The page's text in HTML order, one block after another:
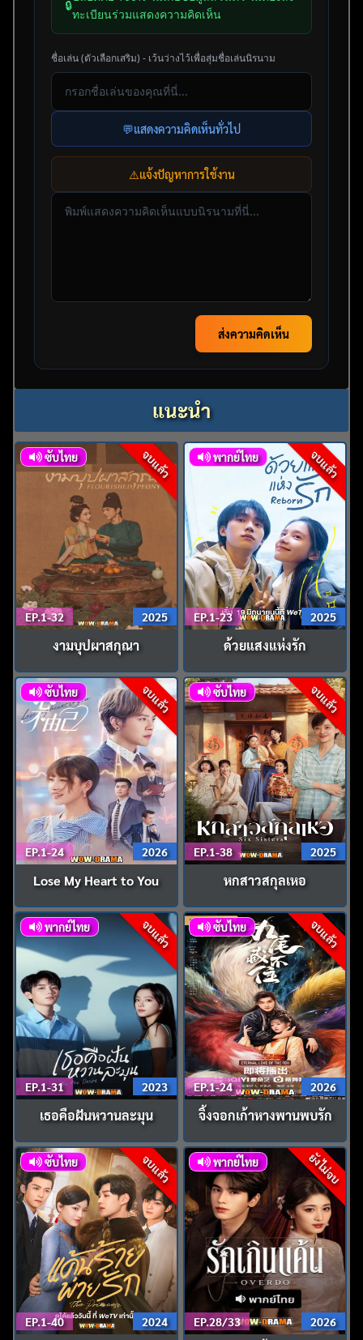
🔒
ทะเบียนร่วมแสดงความคิดเห็น
ชื่อเล่น (ตัวเลือกเสริม) - เว้นว่างไว้เพื่อสุ่มชื่อเล่นนิรนาม
💬แสดงความคิดเห็นทั่วไป
⚠️แจ้งปัญหาการใช้งาน
ส่งความคิดเห็น
แนะนำ
จบแล้ว
ซับไทย
EP.1-32 2025
งามบุปผาสกุณา
จบแล้ว
พากย์ไทย
EP.1-23 2025
ด้วยแสงแห่งรัก
จบแล้ว
ซับไทย
EP.1-24 2026
Lose My Heart to You
จบแล้ว
ซับไทย
EP.1-38 2025
หกสาวสกุลเหอ
จบแล้ว
พากย์ไทย
EP.1-31 2023
เธอคือฝันหวานละมุน
จบแล้ว
ซับไทย
EP.1-24 2026
จิ้งจอกเก้าหางพานพบรัก
จบแล้ว
ซับไทย
EP.1-40 2024
ยังไม่จบ
พากย์ไทย
EP.28/33 2026